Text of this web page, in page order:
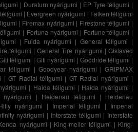
| Duraturn nyárigumi | EP Tyre téligumi |
| Evergreen nyárigumi | Falken téligumi
| Firemax nyárigumi | Firestone téligumi |
| Fortuna nyárigumi | Fortune téligumi |
| Fulda nyárigumi | General téligumi |
téligumi |General Tire nyárigumi |Gislaved
téligumi |Giti nyárigumi | Goodride téligumi |
téligumi | Goodyear nyárigumi | GRIPMAX
|GT Radial téligumi | GT Radial nyárigumi |
| Haida téligumi | Haida nyárigumi |
nyárigumi | Heidenau téligumi | Heidenau
nyárigumi | Imperial téligumi | Imperial
nyárigumi | Interstate téligumi | Interstate
nyárigumi | King-meiler téligumi | King-